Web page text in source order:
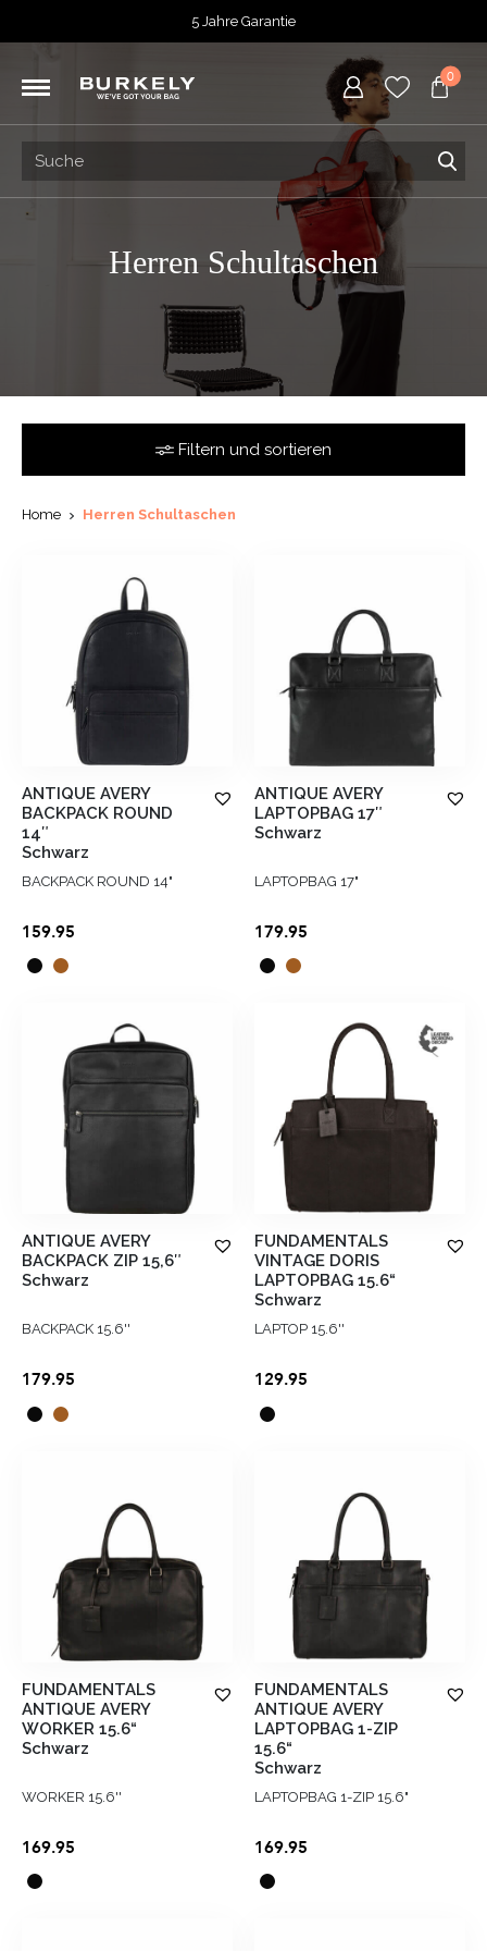
5 Jahre Garantie
Vor 15:00 Uhr bestellt =
heute versendet
Kostenloser Versand deiner Bestellung ab 39,95
von 5 Punkten beiTrustedShops
0
Herren Schultaschen
Filtern und sortieren
Home Herren Schultaschen
ANTIQUE AVERY
BACKPACK ROUND
14″
Schwarz
BACKPACK ROUND 14"
159.95
ANTIQUE AVERY
LAPTOPBAG 17″
Schwarz
LAPTOPBAG 17"
179.95
ANTIQUE AVERY
BACKPACK ZIP 15,6″
Schwarz
BACKPACK 15.6''
179.95
FUNDAMENTALS
VINTAGE DORIS
LAPTOPBAG 15.6“
Schwarz
LAPTOP 15.6''
129.95
FUNDAMENTALS
ANTIQUE AVERY
WORKER 15.6“
Schwarz
WORKER 15.6''
169.95
FUNDAMENTALS
ANTIQUE AVERY
LAPTOPBAG 1-ZIP
15.6“
Schwarz
LAPTOPBAG 1-ZIP 15.6"
169.95